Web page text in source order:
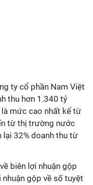
ty cổ phần Nam Việt
thu hơn 1.340 tỷ
là mức cao nhất kể từ
từ thị trường nước
lại 32% doanh thu từ
biên lợi nhuận gộp
gộp về số tuyệt